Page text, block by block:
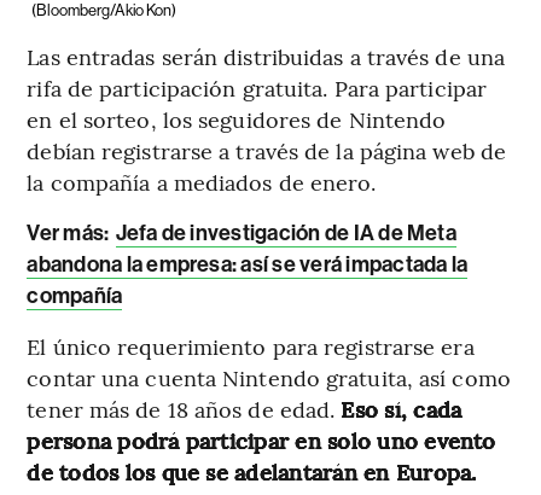
(Bloomberg/Akio Kon)
Las entradas serán distribuidas a través de una
rifa de participación gratuita. Para participar
en el sorteo, los seguidores de Nintendo
debían registrarse a través de la página web de
la compañía a mediados de enero.
Ver más: Jefa de investigación de IA de Meta
abandona la empresa: así se verá impactada la
compañía
El único requerimiento para registrarse era
contar una cuenta Nintendo gratuita, así como
tener más de 18 años de edad. Eso sí, cada
persona podrá participar en solo uno evento
de todos los que se adelantarán en Europa.